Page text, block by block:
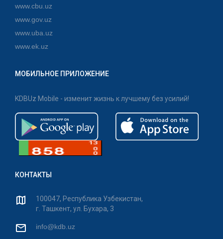
www.cbu.uz
www.gov.uz
www.uba.uz
www.ek.uz
МОБИЛЬНОЕ ПРИЛОЖЕНИЕ
KDBUz Mobile - изменит жизнь к лучшему без усилий!
КОНТАКТЫ
100047, Республика Узбекистан,
г. Ташкент, ул. Бухара, 3
info@kdb.uz